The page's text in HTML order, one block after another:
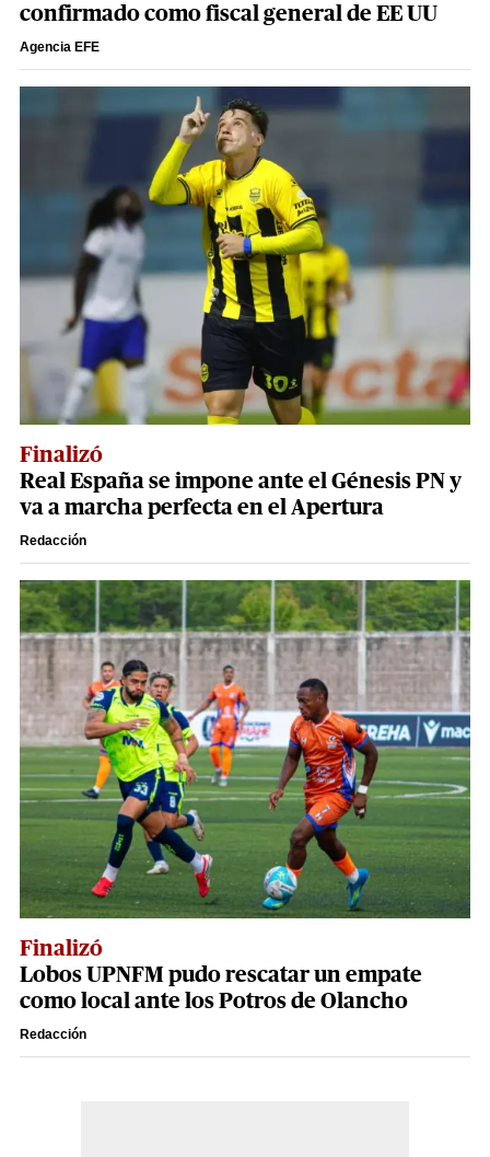
confirmado como fiscal general de EE UU
Agencia EFE
Finalizó
Real España se impone ante el Génesis PN y
va a marcha perfecta en el Apertura
Redacción
Finalizó
Lobos UPNFM pudo rescatar un empate
como local ante los Potros de Olancho
Redacción